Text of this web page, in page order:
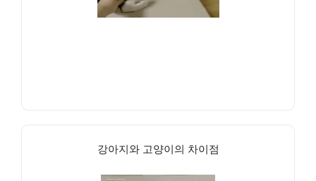
강아지와 고양이의 차이점